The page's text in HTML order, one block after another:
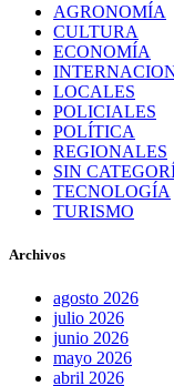
AGRONOMÍA
CULTURA
ECONOMÍA
LOCALES
POLICIALES
POLÍTICA
REGIONALES
SIN
TECNOLOGÍA
TURISMO
Archivos
agosto 2026
julio 2026
junio 2026
mayo 2026
abril 2026